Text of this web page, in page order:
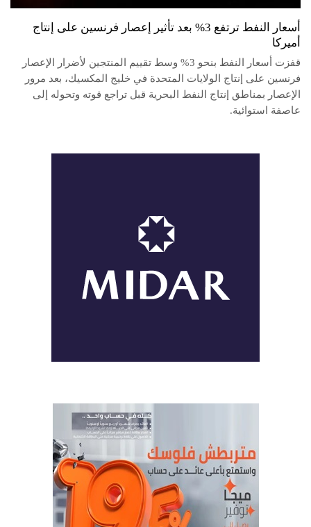
أسعار النفط ترتفع 3% بعد تأثير إعصار فرنسين على إنتاج
أميركا
قفزت أسعار النفط بنحو 3% وسط تقييم المنتجين لأضرار الإعصار
فرنسين على إنتاج الولايات المتحدة في خليج المكسيك، بعد مرور
الإعصار بمناطق إنتاج النفط البحرية قبل تراجع قوته وتحوله إلى
عاصفة استوائية.